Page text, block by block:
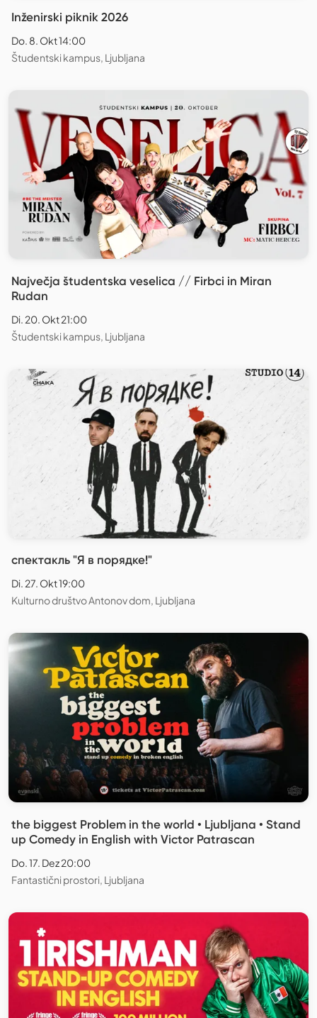
Inženirski piknik 2026
Do. 8. Okt 14:00
Študentski kampus, Ljubljana
Največja študentska veselica // Firbci in Miran
Rudan
Di. 20. Okt 21:00
Študentski kampus, Ljubljana
спектакль "Я в порядке!"
Di. 27. Okt 19:00
Kulturno društvo Antonov dom, Ljubljana
the biggest Problem in the world • Ljubljana • Stand
up Comedy in English with Victor Patrascan
Do. 17. Dez 20:00
Fantastični prostori, Ljubljana